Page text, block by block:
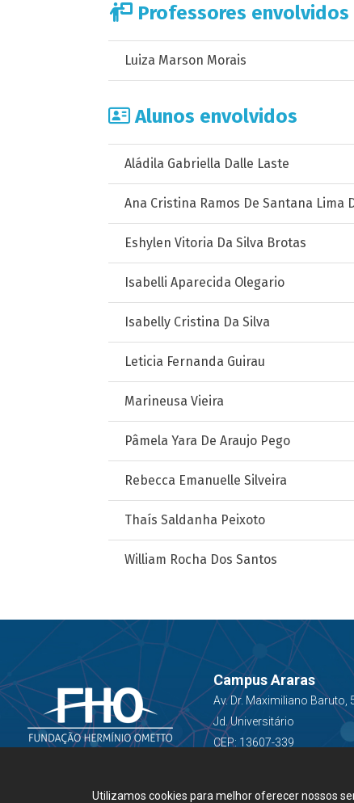
Professores envolvidos
Luiza Marson Morais
Alunos envolvidos
Aládila Gabriella Dalle Laste
Ana Cristina Ramos De Santana Lima
Eshylen Vitoria Da Silva Brotas
Isabelli Aparecida Olegario
Isabelly Cristina Da Silva
Leticia Fernanda Guirau
Marineusa Vieira
Pâmela Yara De Araujo Pego
Rebecca Emanuelle Silveira
Thaís Saldanha Peixoto
William Rocha Dos Santos
Campus Araras
Av. Dr. Maximiliano Baruto,
Jd. Universitário
CEP: 13607-339
Utilizamos cookies para melhor oferecer nossos